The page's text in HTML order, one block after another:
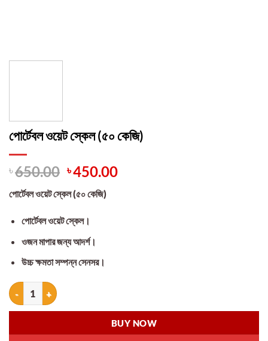
পোর্টেবল ওয়েট স্কেল (৫০ কেজি)
৳650.00 Original
price
was:
৳450.00Current
পোর্টেবল ওয়েট স্কেল (৫০ কেজি)
পোর্টেবল ওয়েট স্কেল।
ওজন মাপার জন্য আদর্শ।
উচ্চ ক্ষমতা সম্পন্ন সেনসর।
পোর্টেবল ওয়েট স্কেল (৫০ কেজি) quantity
BUY NOW